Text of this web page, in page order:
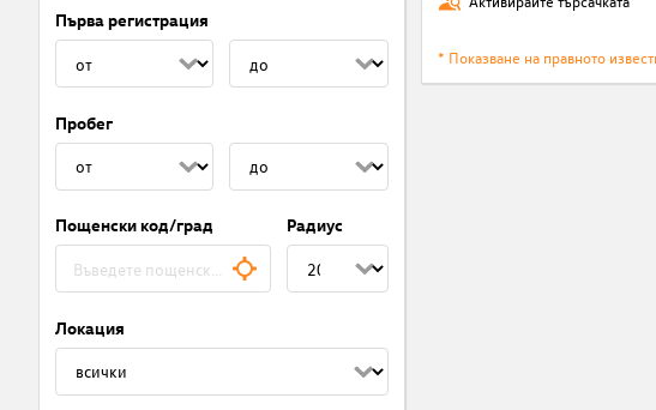
Първа регистрация
Пробег
Пощенски код/град Радиус
Локация
* Показване на правното